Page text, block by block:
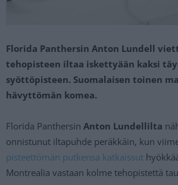
Florida Panthersin Anton Lundell
tehopisteen iltaa iskettyään kaksi
syöttöpisteen. Suomalaisen toinen
hävyttömän komea.
Florida Panthersin Anton Lundellilta
onnistunut iltapuhde peräkkäin, kun
pisteettömän putkensa katkaissut
Montrealia vastaan kolme tehopistettä